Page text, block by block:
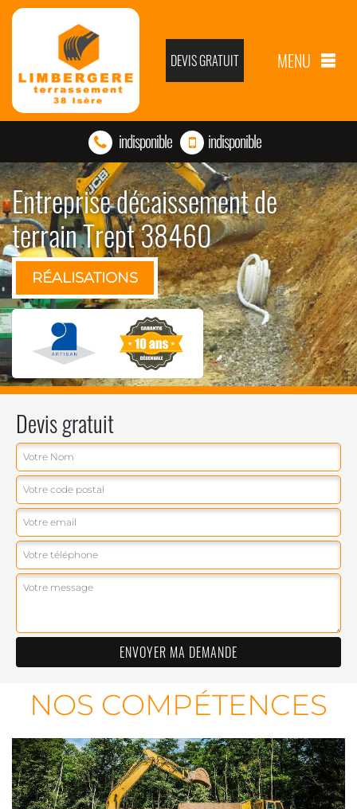
DEVIS GRATUIT MENU
indisponible indisponible
Entreprise décaissement de
terrain Trept 38460
RÉALISATIONS
Devis gratuit
NOS COMPÉTENCES